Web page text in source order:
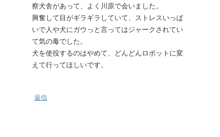
察犬舎があって、よく川原で会いました。
興奮して目がギラギラしていて、ストレスいっぱ
いで人や犬にガウっと言ってはジャークされてい
て気の毒でした。
犬を使役するのはやめて、どんどんロボットに変
えて行ってほしいです。
返信